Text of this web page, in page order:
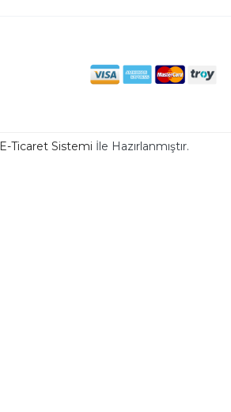
E-Ticaret Sistemi İle Hazırlanmıştır.